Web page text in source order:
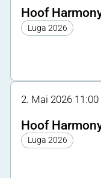
Hoof
Luga 2026
2. Mai 2026
Hoof
Luga 2026